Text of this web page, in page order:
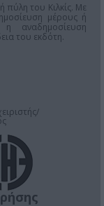
πύλη του Κιλκίς. Με
μέρους ή
αναδημοσίευση
του εκδότη.